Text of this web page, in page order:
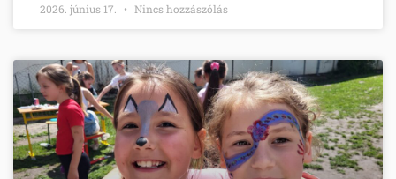
2026. június 17. Nincs hozzászólás